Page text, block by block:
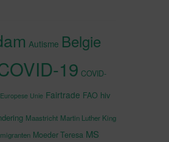
Autisme Belgie
19 COVID-
Europese Unie Fairtrade FAO hiv
Maastricht Martin Luther King
migranten Moeder Teresa MS